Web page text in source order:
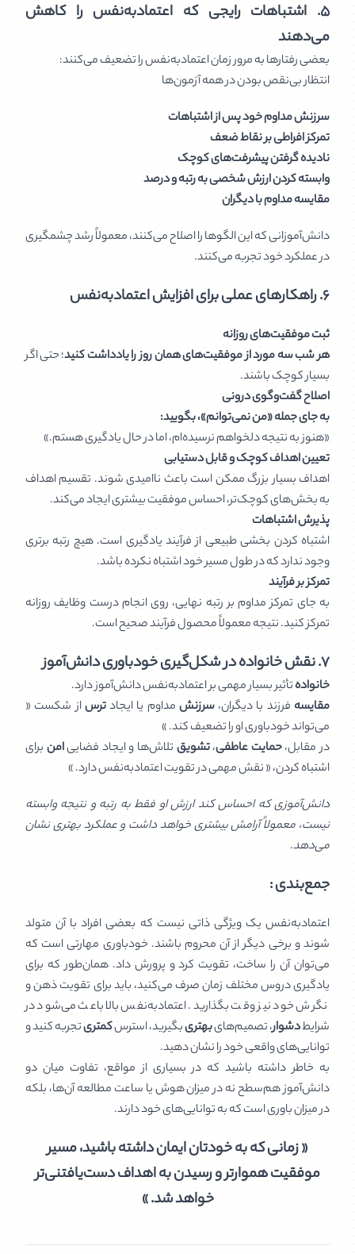
۵. اشتباهات رایجی که اعتمادبه‌نفس را کاهش
می‌دهند
بعضی رفتارها به مرور زمان اعتمادبه‌نفس را تضعیف می‌کنند:
انتظار بی‌نقص بودن در همه آزمون‌ها
سرزنش مداوم خود پس از اشتباهات
تمرکز افراطی بر نقاط ضعف
نادیده گرفتن پیشرفت‌های کوچک
وابسته کردن ارزش شخصی به رتبه و درصد
مقایسه مداوم با دیگران
دانش‌آموزانی که این الگوها را اصلاح می‌کنند، معمولاً رشد چشمگیری
در عملکرد خود تجربه می‌کنند.
۶. راهکارهای عملی برای افزایش اعتمادبه‌نفس
ثبت موفقیت‌های روزانه
هر شب سه مورد از موفقیت‌های همان روز را یادداشت کنید؛ حتی اگر
بسیار کوچک باشند.
اصلاح گفت‌وگوی درونی
به جای جمله «من نمی‌توانم»، بگویید:
«هنوز به نتیجه دلخواهم نرسیده‌ام، اما در حال یادگیری هستم.»
تعیین اهداف کوچک و قابل دستیابی
اهداف بسیار بزرگ ممکن است باعث ناامیدی شوند. تقسیم اهداف
به بخش‌های کوچک‌تر، احساس موفقیت بیشتری ایجاد می‌کند.
پذیرش اشتباهات
اشتباه کردن بخشی طبیعی از فرآیند یادگیری است. هیچ رتبه برتری
وجود ندارد که در طول مسیر خود اشتباه نکرده باشد.
تمرکز بر فرآیند
به جای تمرکز مداوم بر رتبه نهایی، روی انجام درست وظایف روزانه
تمرکز کنید. نتیجه معمولاً محصول فرآیند صحیح است.
۷. نقش خانواده در شکل‌گیری خودباوری دانش‌آموز
خانوادهتأثیر بسیار مهمی بر اعتمادبه‌نفس دانش‌آموز دارد.
مقایسه فرزند با دیگران،سرزنش مداوم یا ایجادترساز شکست «
می‌تواند خودباوری او را تضعیف کند. »
در مقابل،حمایت عاطفی،تشویق تلاش‌ها و ایجاد فضاییامن برای
اشتباه کردن، « نقش مهمی در تقویت اعتمادبه‌نفس دارد. »
دانش‌آموزی که احساس کند ارزش او فقط به رتبه و نتیجه وابسته
نیست، معمولاً آرامش بیشتری خواهد داشت و عملکرد بهتری نشان
می‌دهد.
جمع‌بندی :
اعتمادبه‌نفس یک ویژگی ذاتی نیست که بعضی افراد با آن متولد
شوند و برخی دیگر از آن محروم باشند. خودباوری مهارتی است که
می‌توان آن را ساخت، تقویت کرد و پرورش داد. همان‌طور که برای
یادگیری دروس مختلف زمان صرف می‌کنید، باید برای تقویت ذهن و
نگرش خود نیز وقت بگذارید. اعتمادبه‌نفس بالا باعث می‌شود در
شرایطدشوار، تصمیم‌هایبهتریبگیرید، استرسکمتریتجربه کنید و
توانایی‌های واقعی خود را نشان دهید.
به خاطر داشته باشید که در بسیاری از مواقع، تفاوت میان دو
دانش‌آموز هم‌سطح نه در میزان هوش یا ساعت مطالعه آن‌ها، بلکه
در میزان باوری است که به توانایی‌های خود دارند.
« زمانی که به خودتان ایمان داشته باشید، مسیر
موفقیت هموارتر و رسیدن به اهداف دست‌یافتنی‌تر
خواهد شد. »